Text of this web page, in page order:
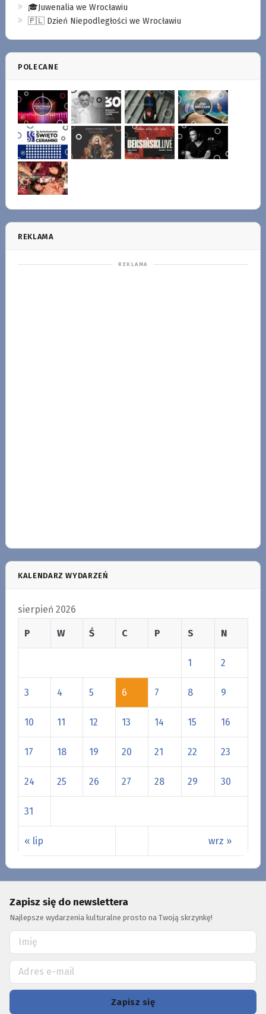
🎓Juwenalia we Wrocławiu
🇵🇱 Dzień Niepodległości we Wrocławiu
POLECANE
REKLAMA
KALENDARZ WYDARZEŃ
sierpień 2026
P W Ś C P S N
« lip wrz »
1 2
3 4 5 6 7 8 9
10 11 12 13 14 15 16
17 18 19 20 21 22 23
24 25 26 27 28 29 30
31
Zapisz się do newslettera
Najlepsze wydarzenia kulturalne prosto na Twoją skrzynkę!
Zapisz się